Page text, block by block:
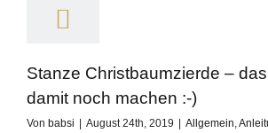
Stanze Christbaumzierde –
damit noch machen :-)
Von babsi August 24th, 2019 Allgemein,